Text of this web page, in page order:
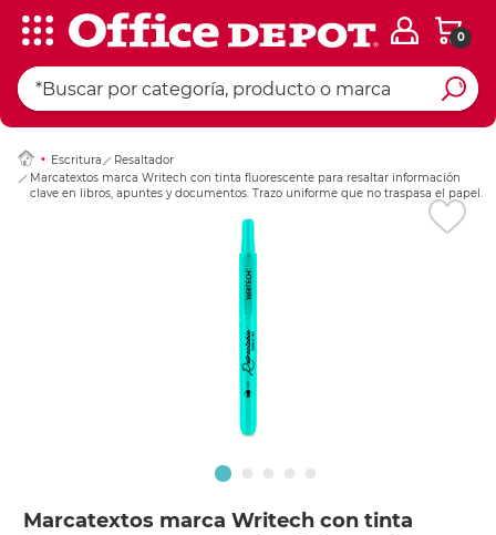
0
Escritura
Resaltador
Marcatextos marca Writech con tinta fluorescente para resaltar información
clave en libros, apuntes y documentos. Trazo uniforme que no traspasa el papel.
Marcatextos marca Writech con tinta
Ingresar Codigo